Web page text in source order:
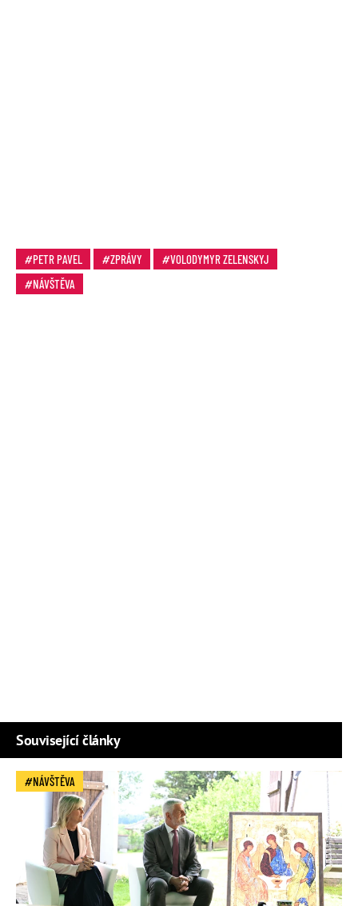
PETR PAVEL ZPRÁVY
VOLODYMYR ZELENSKYJ
NÁVŠTĚVA
Související články
NÁVŠTĚVA